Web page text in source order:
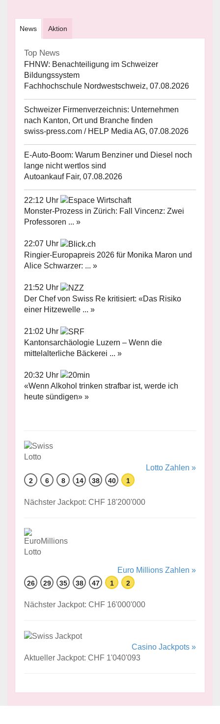
News Aktion
Top News
FHNW: Benachteiligung im Schweizer
Bildungssystem
Fachhochschule Nordwestschweiz, 07.08.2026
Schweizer Firmenverzeichnis: Unternehmen
nach Kanton, Ort und Branche finden
swiss-press.com / HELP Media AG, 07.08.2026
E-Auto-Boom: Warum Benziner und Diesel noch
lange nicht wertlos sind
Autoankauf Fair, 07.08.2026
22:12 Uhr
Monster-Prozess in Zürich: Fall Vincenz: Zwei
Professoren ... »
22:07 Uhr
Ringier-Europapreis 2026 für Monika Maron und
Alice Schwarzer: ... »
21:52 Uhr
Der Chef von Swiss Re kritisiert: «Das Risiko
einer Hitzewelle ... »
21:02 Uhr
Kantonsarchäologie Luzern – Wenn die
mittelalterliche Bäckerei ... »
20:32 Uhr
«Wenn Alkohol trinken strafbar ist, werde ich
heute sündigen» »
Lotto Zahlen »
2 6 8 14 38 40 1
Nächster Jackpot: CHF 18'200'000
Euro Millions Zahlen »
26 29 35 38 47 1 2
Nächster Jackpot: CHF 16'000'000
Casino Jackpots »
Aktueller Jackpot: CHF 1'040'093